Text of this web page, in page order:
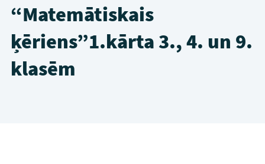
“Matemātiskais
ķēriens”1.kārta 3., 4. un 9.
klasēm